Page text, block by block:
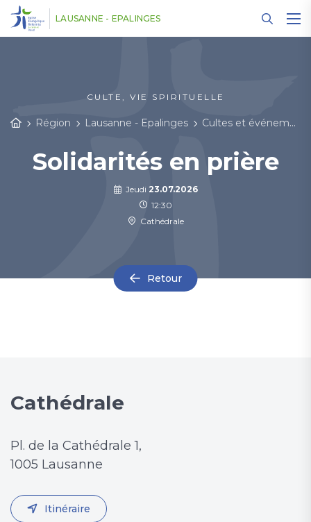
LAUSANNE - EPALINGES
CULTE, VIE SPIRITUELLE
Région Lausanne - Epalinges Cultes et événements
Solidarités en prière
Jeudi 23.07.2026
12:30
Cathédrale
Retour
Cathédrale
Pl. de la Cathédrale 1,
1005 Lausanne
Itinéraire
Panneau de gestion des cookies